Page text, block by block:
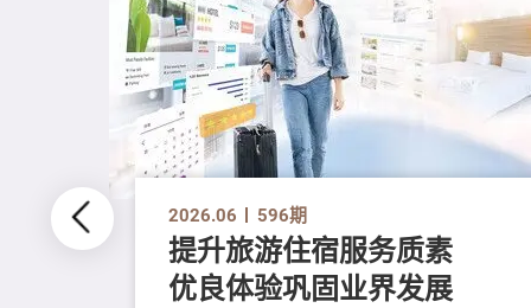
2026.06 596期
提升旅游住宿服务质素
优良体验巩固业界发展